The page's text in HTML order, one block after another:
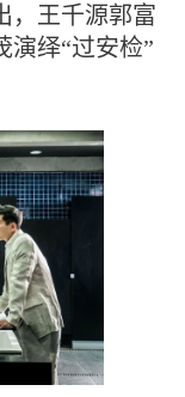
，王千源郭富
演绎“过安检”